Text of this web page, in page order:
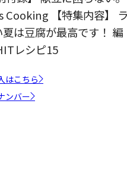
Cooking 【特集内容】
は豆腐が最高です！ 編
レシピ15
はこちら
ンバー